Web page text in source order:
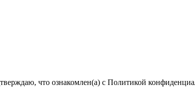
что ознакомлен(а) с Политикой